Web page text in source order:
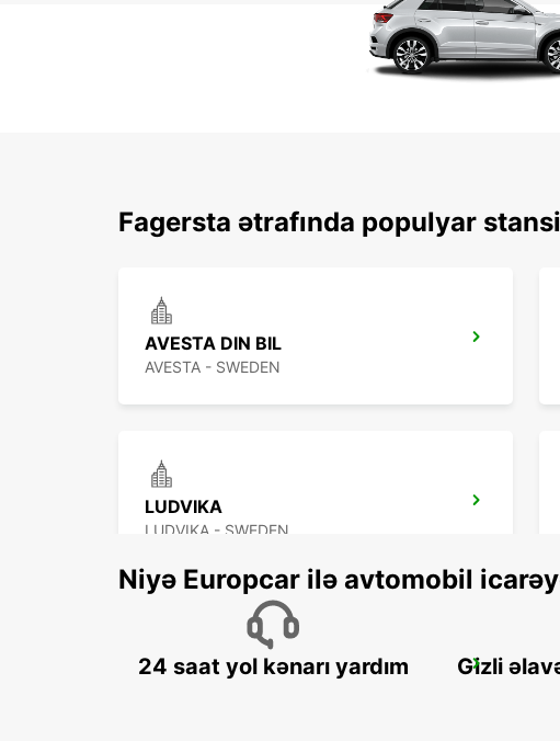
Fagersta ətrafında populyar
AVESTA DIN BIL
AVESTA - SWEDEN
LUDVIKA
LUDVIKA - SWEDEN
Niyə Europcar ilə avtomobil
24 saat yol kənarı yardım Gizli